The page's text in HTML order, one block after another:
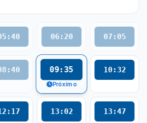
06:20 07:05
09:35
Próximo
10:32
13:02 13:47